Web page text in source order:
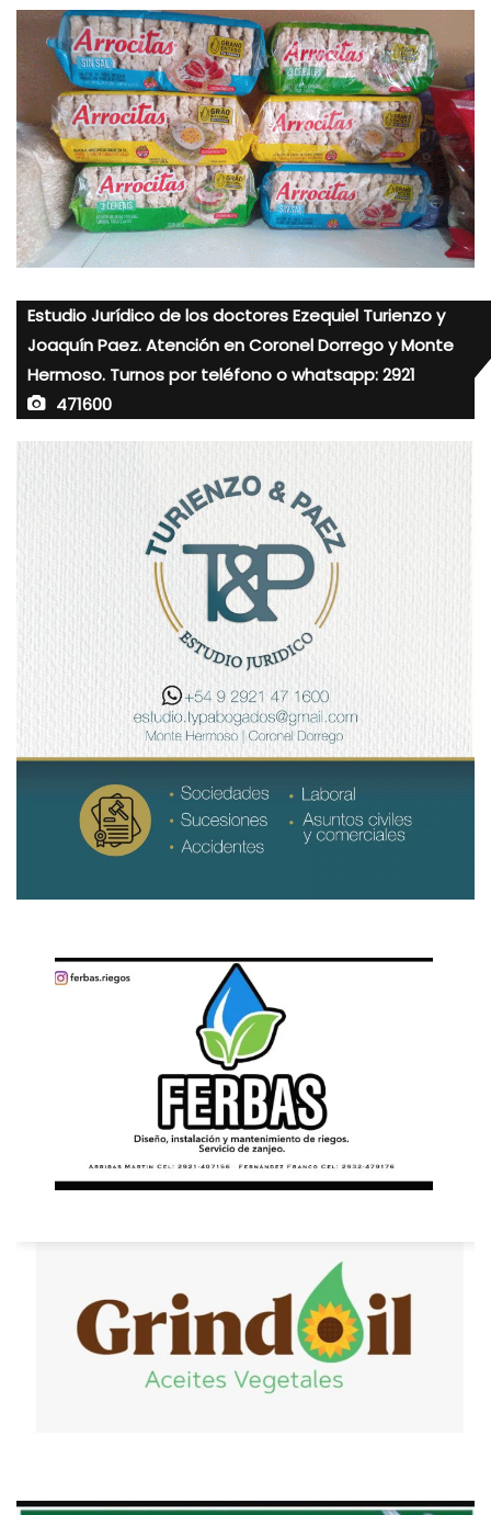
Estudio Jurídico de los doctores Ezequiel Turienzo y
Joaquín Paez. Atención en Coronel Dorrego y Monte
Hermoso. Turnos por teléfono o whatsapp: 2921
471600